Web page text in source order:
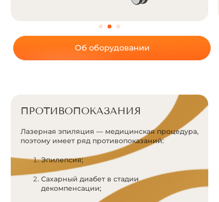
Об оборудовании
ПРОТИВОПОКАЗАНИЯ
Лазерная эпиляция — медицинская процедура,
поэтому имеет ряд противопоказаний:
Эпилепсия;
Сахарный диабет в стадии
декомпенсации;